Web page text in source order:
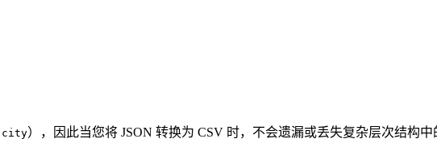
），因此当您将 JSON 转换为 CSV 时，不会遗漏或丢失复杂层次结构